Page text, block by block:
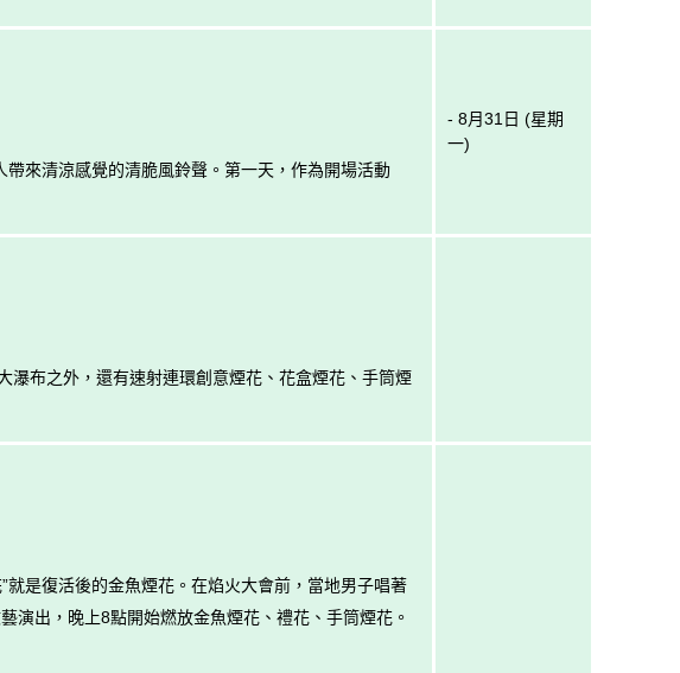
來清涼感覺的清脆風鈴聲。第一天，作為開場活動
- 8月31日 (星期
一)
瀑布之外，還有速射連環創意煙花、花盒煙花、手筒煙
是復活後的金魚煙花。在焰火大會前，當地男子唱著
演出，晚上8點開始燃放金魚煙花、禮花、手筒煙花。